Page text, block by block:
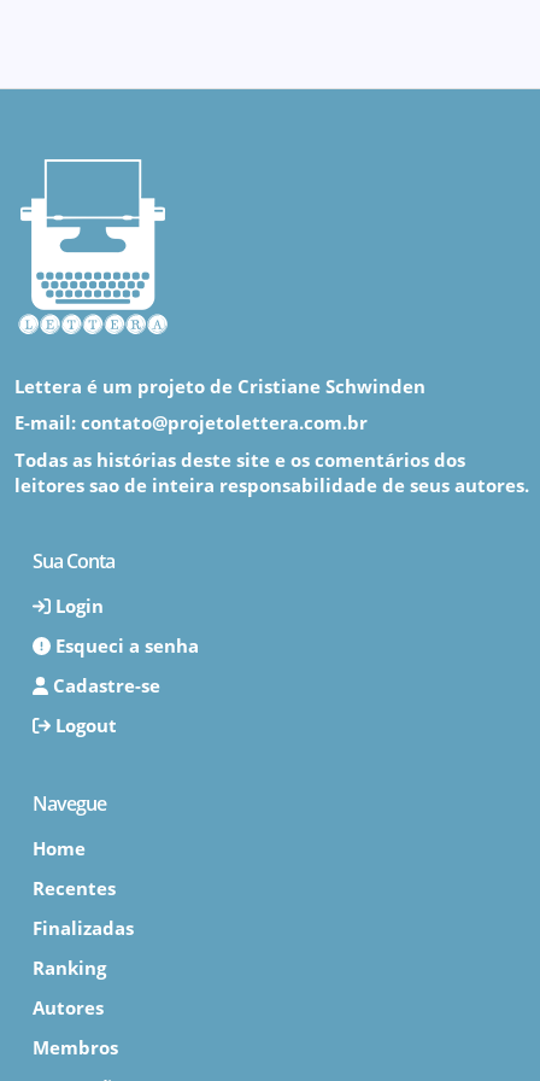
Lettera é um projeto de Cristiane Schwinden
E-mail: contato@projetolettera.com.br
Todas as histórias deste site e os comentários dos
leitores sao de inteira responsabilidade de seus autores.
Sua Conta
Login
Esqueci a senha
Cadastre-se
Logout
Navegue
Home
Recentes
Finalizadas
Ranking
Autores
Membros